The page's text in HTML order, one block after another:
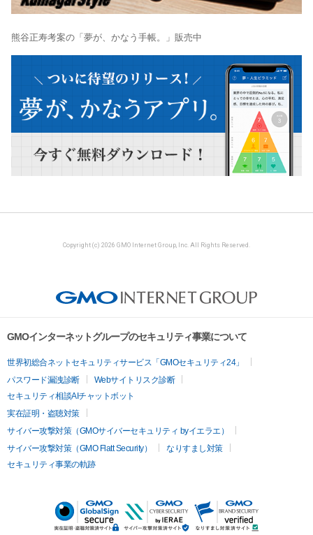
熊谷正寿考案の「夢が、かなう手帳。」販売中
Copyright (c) 2026 GMO Internet Group, Inc. All Rights Reserved.
GMOインターネットグループのセキュリティ事業について
世界初総合ネットセキュリティサービス「GMOセキュリティ24」
パスワード漏洩診断
Webサイトリスク診断
セキュリティ相談AIチャットボット
実在証明・盗聴対策
サイバー攻撃対策（GMOサイバーセキュリティ byイエラエ）
サイバー攻撃対策（GMO Flatt Security）
なりすまし対策
セキュリティ事業の軌跡